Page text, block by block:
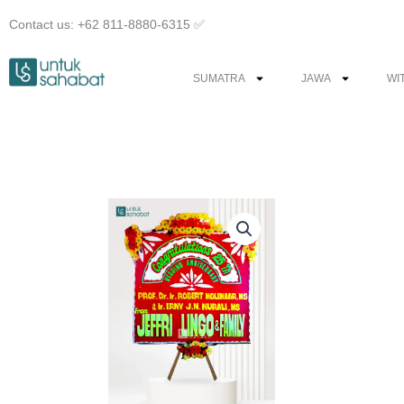
to
content
Contact us: +62 811-8880-6315 ✅︎
SUMATRA JAWA